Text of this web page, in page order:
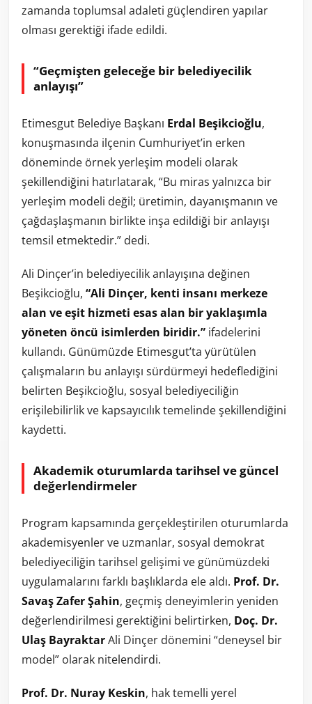
zamanda toplumsal adaleti güçlendiren yapılar
olması gerektiği ifade edildi.
“Geçmişten geleceğe bir belediyecilik
anlayışı”
Etimesgut Belediye Başkanı Erdal Beşikcioğlu,
konuşmasında ilçenin Cumhuriyet’in erken
döneminde örnek yerleşim modeli olarak
şekillendiğini hatırlatarak, “Bu miras yalnızca bir
yerleşim modeli değil; üretimin, dayanışmanın ve
çağdaşlaşmanın birlikte inşa edildiği bir anlayışı
temsil etmektedir.” dedi.
Ali Dinçer’in belediyecilik anlayışına değinen
Beşikcioğlu, “Ali Dinçer, kenti insanı merkeze
alan ve eşit hizmeti esas alan bir yaklaşımla
yöneten öncü isimlerden biridir.” ifadelerini
kullandı. Günümüzde Etimesgut’ta yürütülen
çalışmaların bu anlayışı sürdürmeyi hedeflediğini
belirten Beşikcioğlu, sosyal belediyeciliğin
erişilebilirlik ve kapsayıcılık temelinde şekillendiğini
kaydetti.
Akademik oturumlarda tarihsel ve güncel
değerlendirmeler
Program kapsamında gerçekleştirilen oturumlarda
akademisyenler ve uzmanlar, sosyal demokrat
belediyeciliğin tarihsel gelişimi ve günümüzdeki
uygulamalarını farklı başlıklarda ele aldı. Prof. Dr.
Savaş Zafer Şahin, geçmiş deneyimlerin yeniden
değerlendirilmesi gerektiğini belirtirken, Doç. Dr.
Ulaş BayraktarAli Dinçer dönemini “deneysel bir
model” olarak nitelendirdi.
Prof. Dr. Nuray Keskin, hak temelli yerel